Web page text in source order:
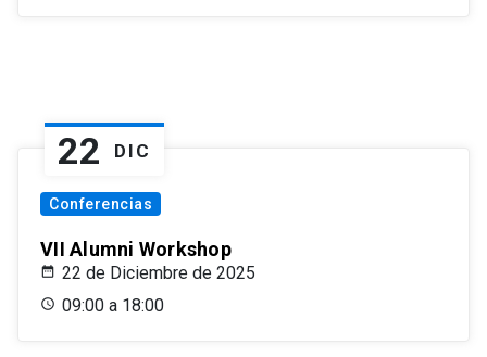
22 DIC
Conferencias
VII Alumni Workshop
22 de Diciembre de 2025
09:00 a 18:00